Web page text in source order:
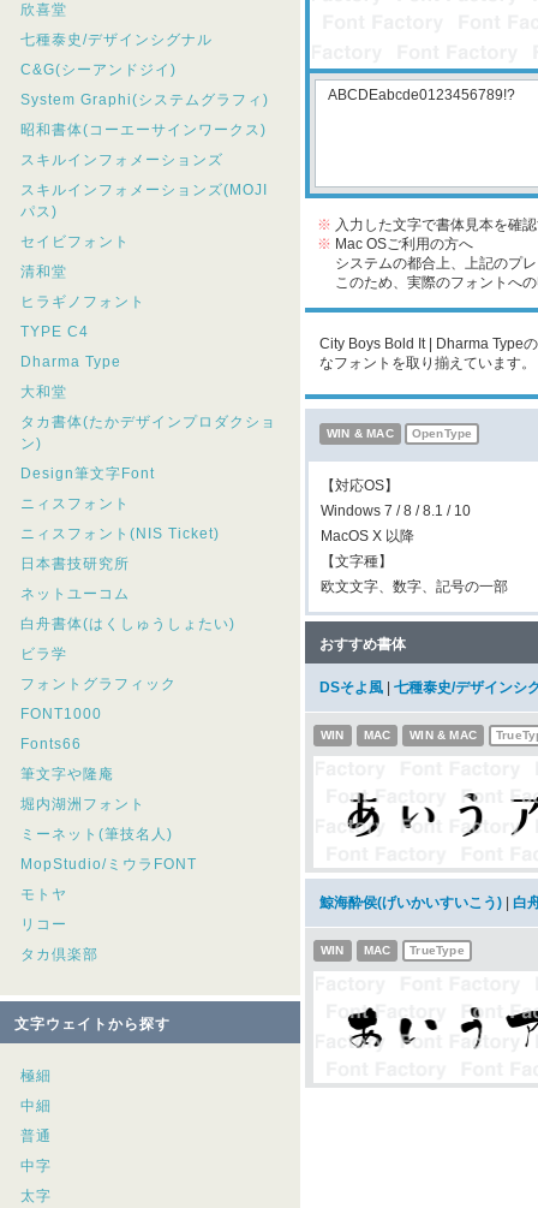
欣喜堂
七種泰史/デザインシグナル
C&G(シーアンドジイ)
System Graphi(システムグラフィ)
昭和書体(コーエーサインワークス)
スキルインフォメーションズ
スキルインフォメーションズ(MOJI
パス)
セイビフォント
清和堂
ヒラギノフォント
TYPE C4
Dharma Type
大和堂
タカ書体(たかデザインプロダクショ
ン)
Design筆文字Font
ニィスフォント
ニィスフォント(NIS Ticket)
日本書技研究所
ネットユーコム
白舟書体(はくしゅうしょたい)
ビラ学
フォントグラフィック
FONT1000
Fonts66
筆文字や隆庵
堀内湖洲フォント
ミーネット(筆技名人)
MopStudio/ミウラFONT
モトヤ
リコー
タカ倶楽部
文字ウェイトから探す
極細
中細
普通
中字
太字
※ 入力した文字で書体見本を確
※ Mac OSご利用の方へ
システムの都合上、上記のプ
このため、実際のフォントへの
City Boys Bold It | Dharma Type
なフォントを取り揃えています。
WIN & MAC OpenType
【対応OS】
Windows 7 / 8 / 8.1 / 10
MacOS X 以降
【文字種】
欧文文字、数字、記号の一部
おすすめ書体
DSそよ風 七種泰史/デザインシ
WIN MAC WIN & MAC
鯨海酔侯(げいかいすいこう) 白
WIN MAC TrueType